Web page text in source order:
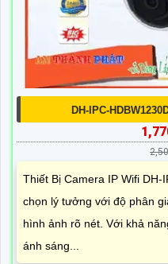
DH-IPC-
Thiết Bị Camera IP Wifi DH-
chọn lý tưởng với độ phân
hình ảnh rõ nét. Với khả
ánh sáng...